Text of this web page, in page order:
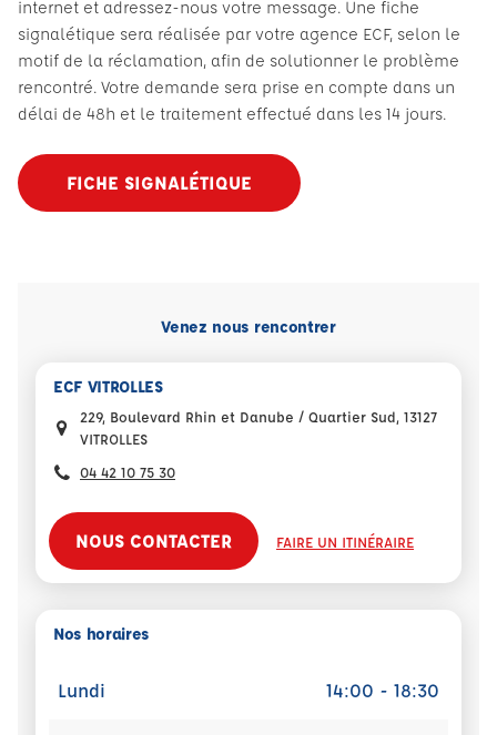
internet et adressez-nous votre message. Une fiche
signalétique sera réalisée par votre agence ECF, selon le
motif de la réclamation, afin de solutionner le problème
rencontré. Votre demande sera prise en compte dans un
délai de 48h et le traitement effectué dans les 14 jours.
FICHE SIGNALÉTIQUE
Venez nous rencontrer
ECF VITROLLES
229, Boulevard Rhin et Danube / Quartier Sud, 13127
VITROLLES
04 42 10 75 30
NOUS CONTACTER FAIRE UN ITINÉRAIRE
Nos horaires
Lundi 14:00 - 18:30